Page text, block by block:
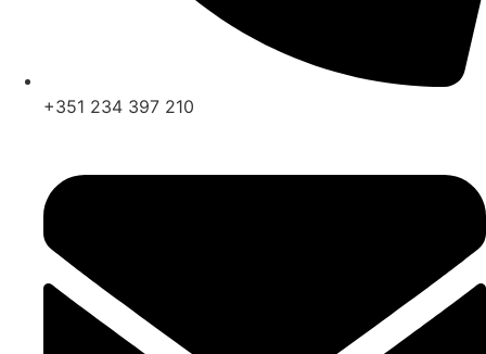
+351 234 397 210